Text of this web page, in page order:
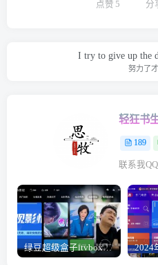
点赞 5 分
I try to give up the
努力了
轻狂书
189
联系我
绿豆超级盒子itvboxfast影视APP双端源码 TV+手机双端 支持直播/后台管理仓库/会员系统/卡密系统/批量生成账号 自动换源 集成免签约支付系统